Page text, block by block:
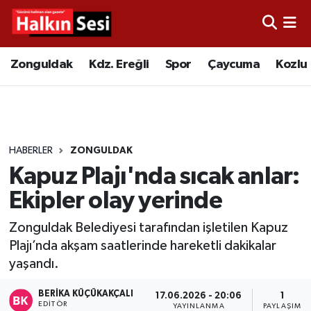
Zonguldak Kdz. Ereğli Spor Çaycuma Kozlu
HABERLER ZONGULDAK
Kapuz Plajı'nda sıcak anlar:
Ekipler olay yerinde
Zonguldak Belediyesi tarafından işletilen Kapuz
Plajı’nda akşam saatlerinde hareketli dakikalar
yaşandı.
BERIKA KÜÇÜKAKÇALI
EDITÖR
17.06.2026 - 20:06
YAYINLANMA
1
PAYLAŞIM
Video
Çaycuma
Alaplı
Asayiş
Bartın
Karabük
Merkez Hava Durumu
Tüm Manşetler
Son Dakika Haberleri
Haber Arşivi